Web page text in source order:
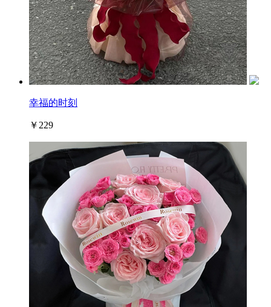
幸福的时刻
￥229